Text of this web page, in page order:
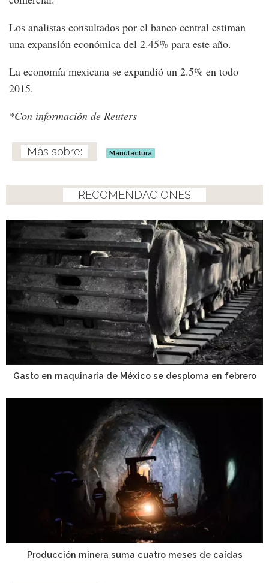
Los analistas consultados por el banco central estiman
una expansión económica del 2.45% para este año.
La economía mexicana se expandió un 2.5% en todo
2015.
*Con información de Reuters
Manufactura
RECOMENDACIONES
Gasto en maquinaria de México se desploma en febrero
Producción minera suma cuatro meses de caídas